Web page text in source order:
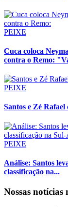
PEIXE
Cuca coloca
contra o Remo:
PEIXE
Santos e Zé
PEIXE
Análise: Santos
classificação na...
Nossas notícias